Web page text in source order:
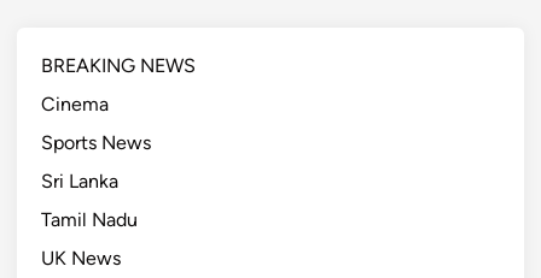
BREAKING NEWS
Cinema
Sports News
Sri Lanka
Tamil Nadu
UK News